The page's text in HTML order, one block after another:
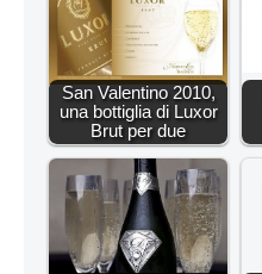
San Valentino 2010,
una bottiglia di Luxor
Brut per due